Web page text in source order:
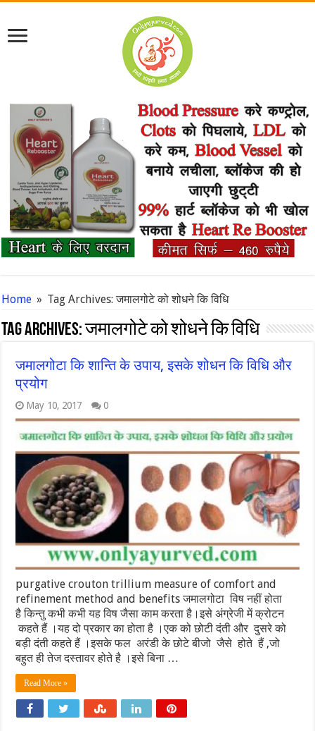
Home » Tag Archives: जमालगोटे को शोधने कि विधि
Tag Archives:जमालगोटे को शोधने कि विधि
जमालगोटा कि शान्ति के उपाय, इसके शोधन कि विधि और
प्रयोग
May 10, 2017 0
purgative crouton trillium measure of comfort and
refinement method and benefits जमालगोटा विष नहीं होता
है किन्तु कभी कभी यह विष जैसा काम करता है।इसे अंग्रेजी में क्रोटन
कहते हैं ।यह दो प्रकार का होता है ।एक को छोटी दंती और दुसरे को
बड़ी दंती कहते हैं ।इसके फल अरंडी के छोटे बीजो जैसे होते हैं ,जो
बहुत ही तेज दस्तावर होते है ।इसे बिना …
Read More »